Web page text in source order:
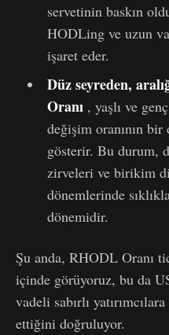
servetinin baskın
HODLing ve uzun
işaret eder.
Düzseyreden,
Oranı, yaşlı ve
değişim oranının
gösterir. Bu durum,
zirveleri ve birikim
dönemlerinde
dönemidir.
Şu anda, RHODL Oranı
içinde görüyoruz, bu da
vadeli sabırlı
ettiğini doğruluyor.